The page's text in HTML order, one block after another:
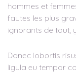
hommes et
fautes les plus
ignorants de tout,
Donec lobortis
ligula eu tempor